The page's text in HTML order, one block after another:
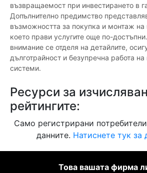
възвращаемост при инвестирането в
Допълнително предимство
възможността за покупка и монтаж на
което прави услугите още по-
внимание се отделя на детайлите,
дълготрайност и безупречна работа на
системи.
Ресурси за
рейтингите:
Само регистрирани
данните. Натиснете тук за
Това вашата фирма